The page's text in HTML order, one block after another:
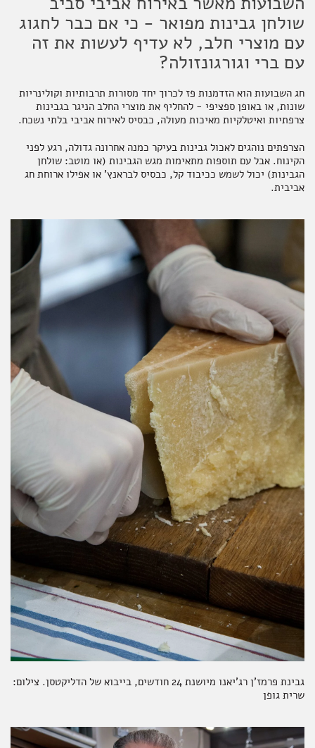
שולחן גבינות מפואר - כי אם כבר לחגוג
עם מוצרי חלב, לא עדיף לעשות את זה
עם ברי וגורגונזולה?
חג השבועות הוא הזדמנות פז לכרוך יחד מסורות תרבותיות וקולינריות
שונות, או באופן ספציפי - להחליף את מוצרי החלב הניגר בגבינות
צרפתיות ואיטלקיות מאיכות מעולה, כבסיס לאירוח אביבי בלתי נשכח.
הצרפתים נוהגים לאכול גבינות בעיקר כמנה אחרונה גדולה, רגע לפני
הקינוח. אבל עם תוספות מתאימות מגש הגבינות (או מוטב: שולחן
הגבינות) יכול לשמש ככיבוד קל, כבסיס לבראנץ' או אפילו ארוחת חג
אביבית.
גבינת פרמז'ן רג'יאנו מיושנת 24 חודשים, בייבוא של הדליקטסן. צילום:
שרית גופן
ארוחות שלמות
מגשי אירוח מתוקים
להשלמת האירוח
תבלינים
ממרחים מתוקים, שוקולד וממתקים
קפה ותה
ביצים וחלב
אלכוהול ותזקיקים
חדר רחצה
טקסטיל
סלים ותיקים
נרות וריחות
ילדים
אקססוריז
ספרים ומוצרי נייר